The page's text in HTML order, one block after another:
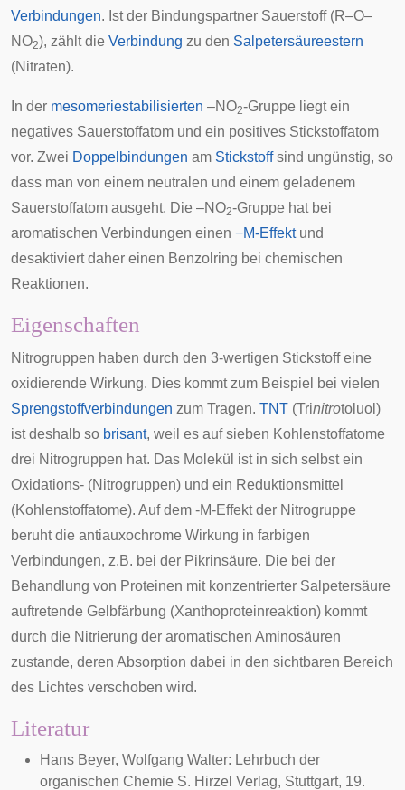
Verbindungen. Ist der Bindungspartner Sauerstoff (R–O–
NO2), zählt die Verbindung zu den Salpetersäureestern
(Nitraten).
In der mesomeriestabilisierten –NO2-Gruppe liegt ein
negatives Sauerstoffatom und ein positives Stickstoffatom
vor. Zwei Doppelbindungen am Stickstoffsind ungünstig, so
dass man von einem neutralen und einem geladenem
Sauerstoffatom ausgeht. Die –NO2-Gruppe hat bei
aromatischen Verbindungen einen −M-Effektund
desaktiviert daher einen Benzolring bei chemischen
Reaktionen.
Eigenschaften
Nitrogruppen haben durch den 3-wertigen Stickstoff eine
oxidierende Wirkung. Dies kommt zum Beispiel bei vielen
Sprengstoffverbindungen zum Tragen. TNT (Trinitrotoluol)
ist deshalb so brisant, weil es auf sieben Kohlenstoffatome
drei Nitrogruppen hat. Das Molekül ist in sich selbst ein
Oxidations- (Nitrogruppen) und ein Reduktionsmittel
(Kohlenstoffatome). Auf dem -M-Effekt der Nitrogruppe
beruht die antiauxochrome Wirkung in farbigen
Verbindungen, z.B. bei der Pikrinsäure. Die bei der
Behandlung von Proteinen mit konzentrierter Salpetersäure
auftretende Gelbfärbung (Xanthoproteinreaktion) kommt
durch die Nitrierung der aromatischen Aminosäuren
zustande, deren Absorption dabei in den sichtbaren Bereich
des Lichtes verschoben wird.
Literatur
Hans Beyer, Wolfgang Walter: Lehrbuch der
organischen Chemie S. Hirzel Verlag, Stuttgart, 19.